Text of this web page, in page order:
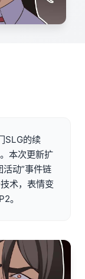
SLG的续
本次更新扩
活动”事件链
术，表情变
。